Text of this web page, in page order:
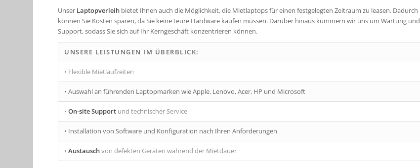
Unser Laptopverleih bietet Ihnen auch die Möglichkeit, die Mietlaptops für einen festgelegten Zeitraum zu leasen. Dadurch
können Sie Kosten sparen, da Sie keine teure Hardware kaufen müssen. Darüber hinaus kümmern wir uns um Wartung und
Support, sodass Sie sich auf Ihr Kerngeschäft konzentrieren können.
UNSERE LEISTUNGEN IM ÜBERBLICK:
• Flexible Mietlaufzeiten
• Auswahl an führenden Laptopmarken wie Apple, Lenovo, Acer, HP und Microsoft
•On-site Support und technischer Service
• Installation von Software und Konfiguration nach Ihren Anforderungen
•Austauschvon defekten Geräten während der Mietdauer